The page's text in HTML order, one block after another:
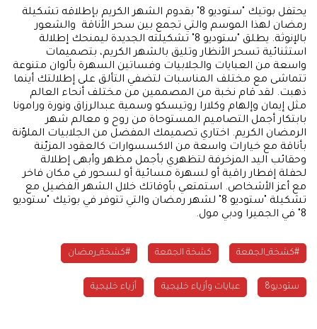
يحتفل بوتيك "ستوديو 8" بقدوم الشهر الكريم بإطلاقه تشكيلة
رمضان لهذا الموسم والتي تجمع بين سحر الأناقة والشعور
بالإنوثة. يطلق "ستوديو 8" تشكيلته الجديدة ليمنحك إطلالة
استثنائية تسحر الأنظار وتليق بالشهر الكريم، بتصميمات
واسعة من العبايات والجلابيات وفساتين السهرة بألوان متنوعة
تتماشى مع مختلف المناسبات لتضفي التألق على إطلالتك أينما
ذهبت. لقد قام نخبة من المصممين من مختلف أنحاء العالم
مثل إيمان وإلهام وكلارا روتيسكو وسمية عبدالرزاق ونورة ورامونا
بابتكار أجمل التصاميم المستوحاة من روح و معالم شهر
الرمضان الكريم. اختاري تصميمك المفضل من الجلابيات الملوّنة
بأناقة مع خيارات واسعة من الاكسسوارات كالعقود المزيّنة
وحقائب اليد المزخرفة لتظهري بأجمل مظهر وأبهى إطلالة
لحفلة إفطار راقية أو لسهرة مسائية أو لسحور في مكان فاخر
مع أعز الأشخاص. استمتعي بأوقاتك خلال الشهر الفضيل مع
تشكيلة "ستوديو 8" لشهر رمضان والتي تتوفر في بوتيك "ستوديو
8" في الجميرا ودبي مول.
#كشخة_الجمعة كشخة الجمعة #كشخة_رمضان
ستوديو8 عبايات وأزياء خليجية أزياء خليجية